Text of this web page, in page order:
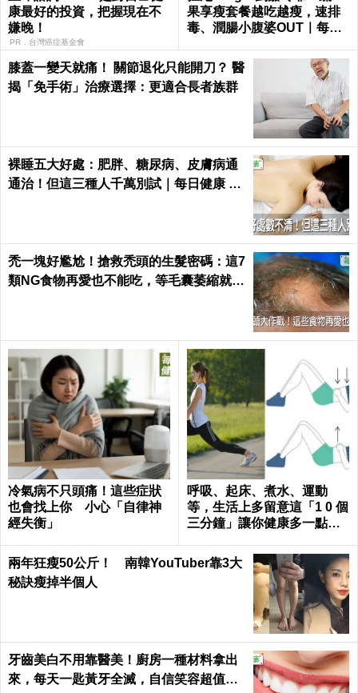
康最好的投資，把握現在不
嫌晚！
PR．台灣癌症基金會
果享瘦套餐越吃越瘦，速排
毒、潤腸小腹婆OUT｜每日
膝蓋一變天就痛！ 關節退化只能開刀？ 醫
揭「免手術」治療選擇：更適合長者族群
裸睡五大好處：肥胖、糖尿病、皮膚病通
通治！但這三種人千萬別試｜每日健康 He
禿一塊好尷尬！搶救禿頭的生髮密碼：這7
類NG食物再愛也不能吃，等毛囊萎縮就來
冷氣病不只頭痛！這些症狀
也會找上你 小心「自律神
經失衡」
呼吸、起床、煮水、運動
等，生活上多留意這「1 0 個
三分鐘」讓你健康多一點，
兩年狂瘦50公斤！ 南韓YouTuber靠3大
秘訣瘦掉半個人
牙齒美白不用靠醫美！廚房一種材料拿出
來，每天一匙黃牙全滅，自信笑容超值｜